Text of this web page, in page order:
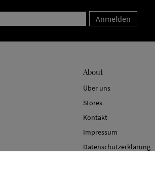
Anmelden
About
Über uns
Stores
Kontakt
Impressum
Datenschutzerklärung